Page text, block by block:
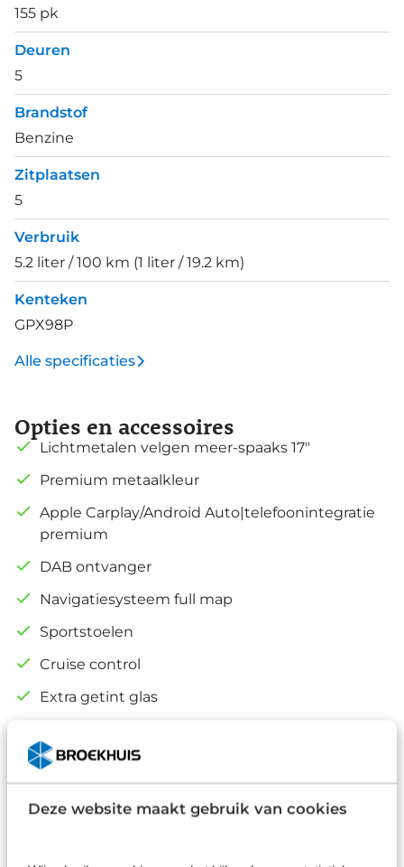
Deze website maakt gebruik van cookies
155 pk
Deuren
5
Brandstof
Benzine
Zitplaatsen
5
Verbruik
5.2 liter / 100 km (1 liter / 19.2 km)
Kenteken
GPX98P
Alle specificaties
Opties en accessoires
Lichtmetalen velgen meer-spaaks 17"
Premium metaalkleur
Apple Carplay/Android Auto|telefoonintegratie
premium
DAB ontvanger
Navigatiesysteem full map
Sportstoelen
Cruise control
Extra getint glas